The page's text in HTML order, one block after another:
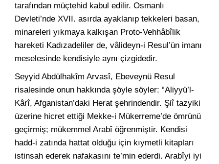
tarafından müçtehid kabul edilir. Osmanlı
Devleti’nde XVII. asırda ayaklanıp tekkeleri basan,
minareleri yıkmaya kalkışan Proto-Vehhâbîlik
hareketi Kadızadeliler de, vâlideyn-i Resul’ün imanı
meselesinde kendisiyle aynı çizgidedir.
Seyyid Abdülhakîm Arvasî, Ebeveynü Resul
risalesinde onun hakkında şöyle söyler: “Aliyyü’l-
Kârî, Afganistan’daki Herat şehrindendir. Şiî tazyiki
üzerine hicret ettiği Mekke-i Mükerreme’de ömrünü
geçirmiş; mükemmel Arabî öğrenmiştir. Kendisi
hadd-i zatında hattat olduğu için kıymetli kitapları
istinsah ederek nafakasını te’min ederdi. Arabîyi iyi